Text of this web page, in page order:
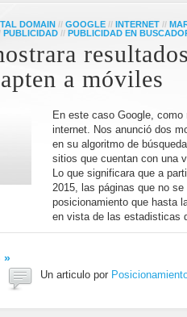
DOMAIN // GOOGLE // INTERNET //
PUBLICIDAD // PUBLICIDAD EN
a móviles
En este caso Google,
internet. Nos anunció dos
en su algoritmo de
sitios que cuentan con una
Lo que significara que a
2015, las páginas que no
posicionamiento que hasta
en vista de las estadisticas
»
Un articulo por